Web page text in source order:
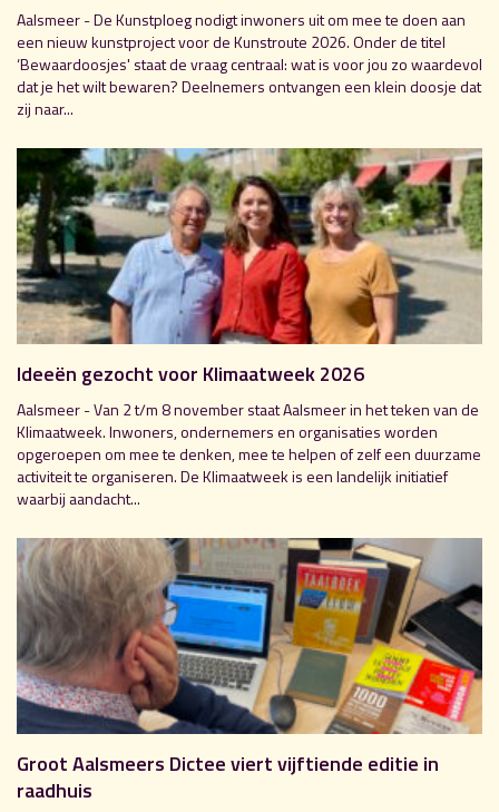
Aalsmeer - De Kunstploeg nodigt inwoners uit om mee te doen aan
een nieuw kunstproject voor de Kunstroute 2026. Onder de titel
‘Bewaardoosjes' staat de vraag centraal: wat is voor jou zo waardevol
dat je het wilt bewaren? Deelnemers ontvangen een klein doosje dat
zij naar...
Ideeën gezocht voor Klimaatweek 2026
Aalsmeer - Van 2 t/m 8 november staat Aalsmeer in het teken van de
Klimaatweek. Inwoners, ondernemers en organisaties worden
opgeroepen om mee te denken, mee te helpen of zelf een duurzame
activiteit te organiseren. De Klimaatweek is een landelijk initiatief
waarbij aandacht...
Groot Aalsmeers Dictee viert vijftiende editie in
raadhuis